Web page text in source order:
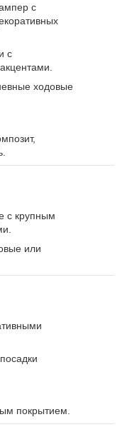
с
с
ходовые
с крупным
или
покрытием.